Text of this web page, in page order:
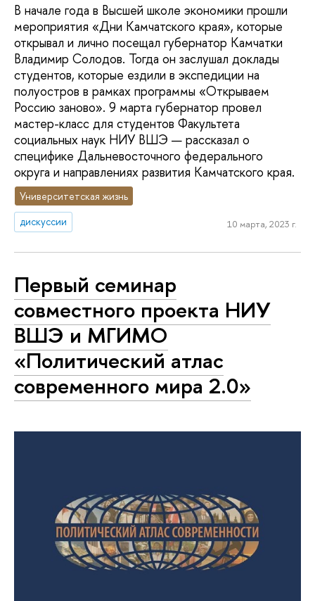
В начале года в Высшей школе экономики прошли
мероприятия «Дни Камчатского края», которые
открывал и лично посещал губернатор Камчатки
Владимир Солодов. Тогда он заслушал доклады
студентов, которые ездили в экспедиции на
полуостров в рамках программы «Открываем
Россию заново». 9 марта губернатор провел
мастер-класс для студентов Факультета
социальных наук НИУ ВШЭ — рассказал о
специфике Дальневосточного федерального
округа и направлениях развития Камчатского края.
Университетская жизнь
дискуссии
10 марта, 2023 г.
Первый семинар
совместного проекта НИУ
ВШЭ и МГИМО
«Политический атлас
современного мира 2.0»